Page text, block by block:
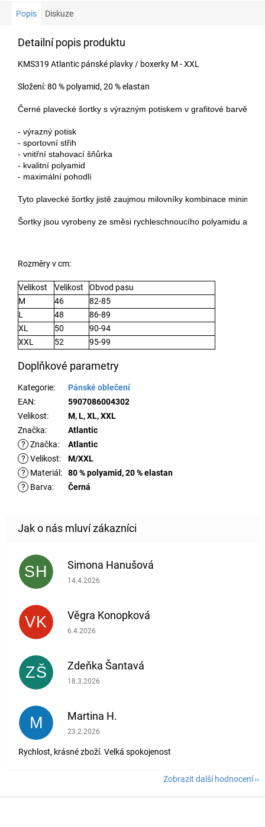
Popis Diskuze
Detailní popis produktu
KMS319 Atlantic pánské plavky / boxerky M - XXL
Složení: 80 % polyamid, 20 % elastan
Černé plavecké šortky s výrazným potiskem v grafitové barvě.
- výrazný potisk
- sportovní střih
- vnitřní stahovací šňůrka
- kvalitní polyamid
- maximální pohodlí
Tyto plavecké šortky jistě zaujmou milovníky kombinace
Šortky jsou vyrobeny ze směsi rychleschnoucího polyamidu a
Rozměry v cm:
Velikost Velikost
Obvod pasu
M
46
82-85
L
48
86-89
XL
50
90-94
XXL
52 95-99
Doplňkové parametry
Kategorie:
Pánské oblečení
EAN:
5907086004302
Velikost:
M, L, XL, XXL
Značka:
Atlantic
? Značka:
Atlantic
? Velikost:
M/XXL
?
Materiál :
80 % polyamid, 20 % elastan
?
Barva: Černá
SH Simona Hanušová
Hodnocení obchodu je 5 z 5 hvězdiček.
14.4.2026
VK Věgra Konopková
Hodnocení obchodu je 5 z 5 hvězdiček.
6.4.2026
ZŠ Zdeňka Šantavá
Hodnocení obchodu je 5 z 5 hvězdiček.
18.3.2026
M Martina H.
Hodnocení obchodu je 5 z 5 hvězdiček.
23.2.2026
Rychlost, krásné zboží. Velká spokojenost
Zobrazit další hodnocení